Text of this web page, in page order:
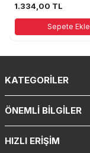
1.334,00 TL
Sepete Ekle
KATEGORILER
ÖNEMLI BILGILER
HIZLI ERIŞIM